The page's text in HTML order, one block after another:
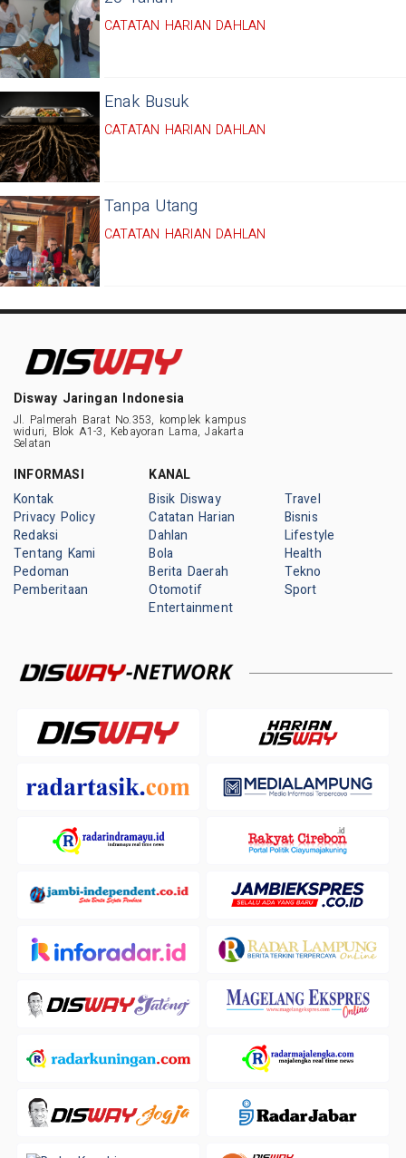
CATATAN HARIAN DAHLAN
Enak Busuk
CATATAN HARIAN DAHLAN
Tanpa Utang
CATATAN HARIAN DAHLAN
Disway Jaringan Indonesia
Jl. Palmerah Barat No.353, komplek kampus
widuri, Blok A1-3, Kebayoran Lama, Jakarta
Selatan
INFORMASI
Kontak
Privacy Policy
Redaksi
Tentang Kami
Pedoman
Pemberitaan
KANAL
Bisik Disway
Catatan Harian
Dahlan
Bola
Berita Daerah
Otomotif
Entertainment
Travel
Bisnis
Lifestyle
Health
Tekno
Sport